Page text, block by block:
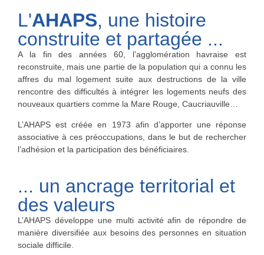
L'AHAPS, une histoire
construite et partagée ...
A la fin des années 60, l’agglomération havraise est
reconstruite, mais une partie de la population qui a connu les
affres du mal logement suite aux destructions de la ville
rencontre des difficultés à intégrer les logements neufs des
nouveaux quartiers comme la Mare Rouge, Caucriauville…
L’AHAPS est créée en 1973 afin d’apporter une réponse
associative à ces préoccupations, dans le but de rechercher
l’adhésion et la participation des bénéficiaires.
... un ancrage territorial et
des valeurs
L’AHAPS développe une multi activité afin de répondre de
manière diversifiée aux besoins des personnes en situation
sociale difficile.